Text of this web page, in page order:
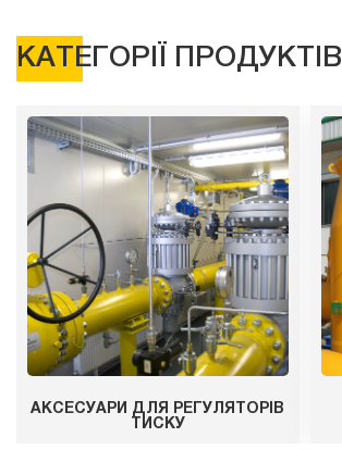
КАТЕГОРІЇ ПРОДУКТІВ
АКСЕСУАРИ ДЛЯ РЕГУЛЯТОРІВ
ТИСКУ